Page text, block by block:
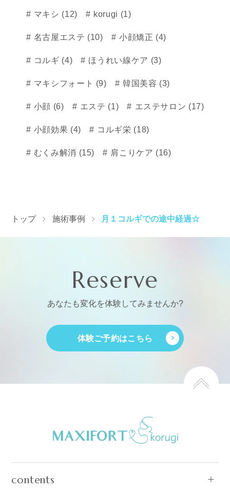
マキシ (12) korugi (1)
名古屋エステ (10) 小顔矯正 (4)
コルギ (4) ほうれい線ケア (3)
マキシフォート (9) 韓国美容 (3)
小顔 (6) エステ (1) エステサロン (17)
小顔効果 (4) コルギ栄 (18)
むくみ解消 (15) 肩こりケア (16)
トップ 施術事例 月１コルギでの途中経過☆
Reserve
あなたも変化を体験してみませんか?
体験ご予約はこちら
contents